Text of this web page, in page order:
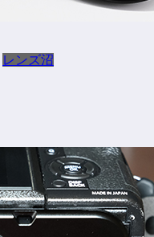
レンズ沼